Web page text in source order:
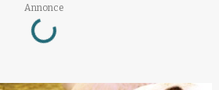
Annonce
Loading...